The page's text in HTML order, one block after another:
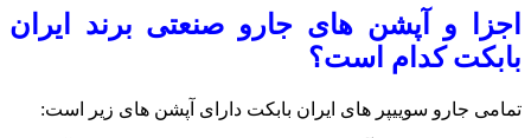
اجزا و آپشن های جارو صنعتی برند ایران
بابکت کدام است؟
تمامی جارو سوییپر های ایران بابکت دارای آپشن های زیر است: